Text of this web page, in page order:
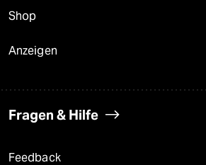
Shop
Anzeigen
Fragen & Hilfe
Feedback